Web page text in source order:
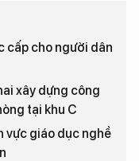
cấp cho người dân
xây dựng công
tại khu C
vực giáo dục nghề